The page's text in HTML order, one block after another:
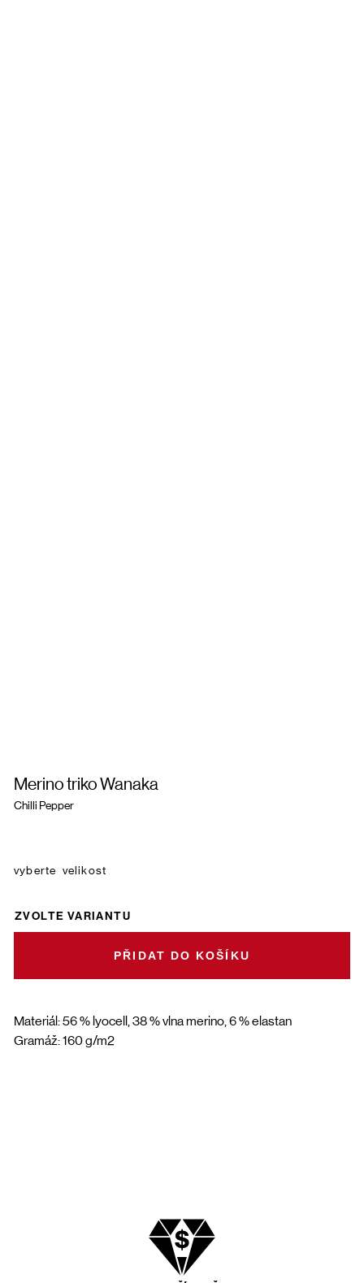
Merino triko Wanaka
Chilli Pepper
Materiál: 56 % lyocell, 38 % vlna merino, 6 % elastan
Gramáž: 160 g/m2
velikost
ZVOLTE VARIANTU
DO KOŠÍKU